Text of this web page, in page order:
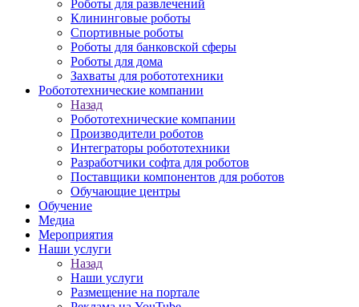
Роботы для развлечений
Клининговые роботы
Спортивные роботы
Роботы для банковской сферы
Роботы для дома
Захваты для робототехники
Робототехнические компании
Назад
Робототехнические компании
Производители роботов
Интеграторы робототехники
Разработчики софта для роботов
Поставщики компонентов для роботов
Обучающие центры
Обучение
Медиа
Мероприятия
Наши услуги
Назад
Наши услуги
Размещение на портале